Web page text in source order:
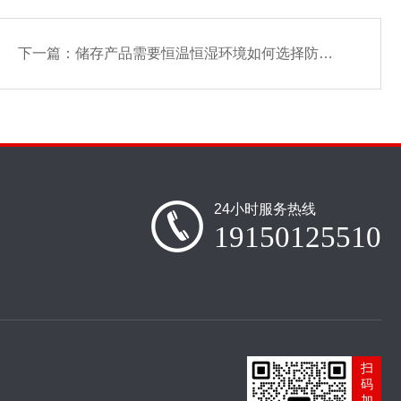
下一篇： 储存产品需要恒温恒湿环境如何选择防潮柜？
24小时服务热线
19150125510
扫
码